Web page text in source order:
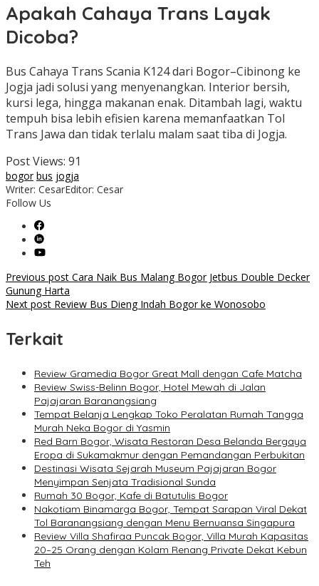
Apakah Cahaya Trans Layak
Dicoba?
Bus Cahaya Trans Scania K124 dari Bogor–Cibinong ke
Jogja jadi solusi yang menyenangkan. Interior bersih,
kursi lega, hingga makanan enak. Ditambah lagi, waktu
tempuh bisa lebih efisien karena memanfaatkan Tol
Trans Jawa dan tidak terlalu malam saat tiba di Jogja.
Post Views: 91
bogor bus jogja
Writer: CesarEditor: Cesar
Follow Us
Post
navigation
Previous post Cara Naik Bus Malang Bogor Jetbus Double Decker
Gunung Harta
Next post Review Bus Dieng Indah Bogor ke Wonosobo
Terkait
Review Gramedia Bogor Great Mall dengan Cafe Matcha
Review Swiss-Belinn Bogor, Hotel Mewah di Jalan
Pajajaran Baranangsiang
Tempat Belanja Lengkap Toko Peralatan Rumah Tangga
Murah Neka Bogor di Yasmin
Red Barn Bogor, Wisata Restoran Desa Belanda Bergaya
Eropa di Sukamakmur dengan Pemandangan Perbukitan
Destinasi Wisata Sejarah Museum Pajajaran Bogor
Menyimpan Senjata Tradisional Sunda
Rumah 30 Bogor, Kafe di Batutulis Bogor
Nakotiam Binamarga Bogor, Tempat Sarapan Viral Dekat
Tol Baranangsiang dengan Menu Bernuansa Singapura
Review Villa Shafiraa Puncak Bogor, Villa Murah Kapasitas
20–25 Orang dengan Kolam Renang Private Dekat Kebun
Teh